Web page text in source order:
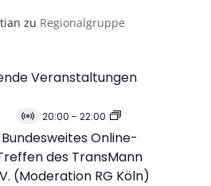
zu Regionalgruppe
Veranstaltungen
Virtuell
Veranstaltung
20:00 - 22:00
Bundesweites Online-
des TransMann
(Moderation RG Köln)